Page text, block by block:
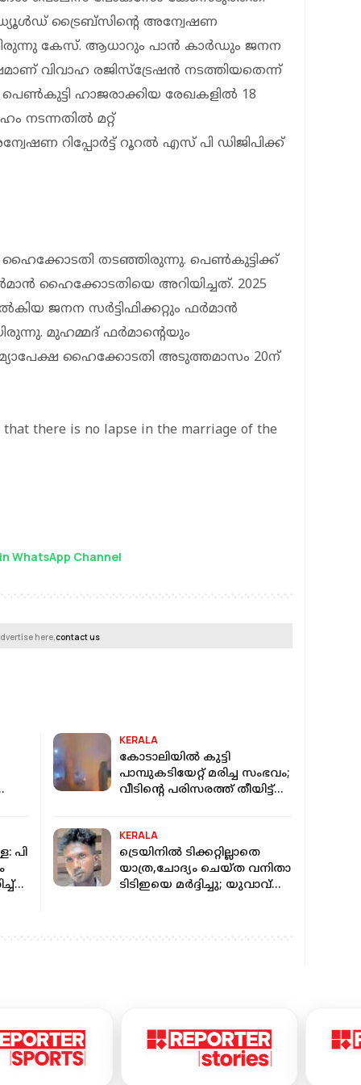
ട്രൈബ്സിന്റെ അന്വേഷണ
കേസ്. ആധാറും പാന്‍ കാര്‍ഡും ജനന
വിവാഹ രജിസ്ട്രേഷന്‍ നടത്തിയതെന്ന്
ഹാജരാക്കിയ രേഖകളില്‍ 18
നടന്നതില്‍ മറ്റ്
റിപ്പോര്‍ട്ട് റൂറല്‍ എസ് പി ഡിജിപിക്ക്
ഹൈക്കോടതി തടഞ്ഞിരുന്നു. പെണ്‍കുട്ടിക്ക്
ഹൈക്കോടതിയെ അറിയിച്ചത്. 2025
ജനന സര്‍ട്ടിഫിക്കറ്റും ഫര്‍മാന്‍
മുഹമ്മദ് ഫര്‍മാന്റെയും
ഹൈക്കോടതി അടുത്തമാസം 20ന്
there is no lapse in the marriage of the
WhatsApp Channel
here,contact us
KERALA
കോടാലിയില്‍ കുട്ടി
പാമ്പുകടിയേറ്റ് മരിച്ച സംഭവം;
വീടിന്റെ പരിസരത്ത് തീയിട്ട്
പി
KERALA
ട്രെയിനില്‍ ടിക്കറ്റില്ലാതെ
യാത്ര,ചോദ്യം ചെയ്ത വനിതാ
ടിടിഇയെ മര്‍ദ്ദിച്ചു; യുവാവ്